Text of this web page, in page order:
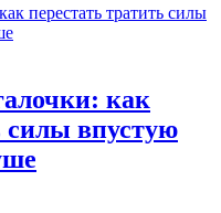
как
силы впустую